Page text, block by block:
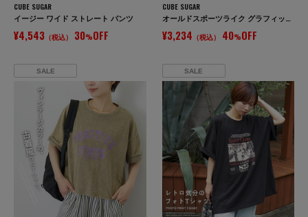
CUBE SUGAR
イージー ワイド ストレート パンツ
¥4,543 （税込） 30%OFF
CUBE SUGAR
オールドスポーツライク グラフィックロゴ ワイド Tシャツ
¥3,234 （税込） 40%OFF
SALE SALE